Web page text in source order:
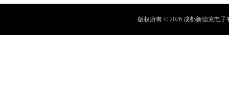
版权所有 © 2026 成都新德克电